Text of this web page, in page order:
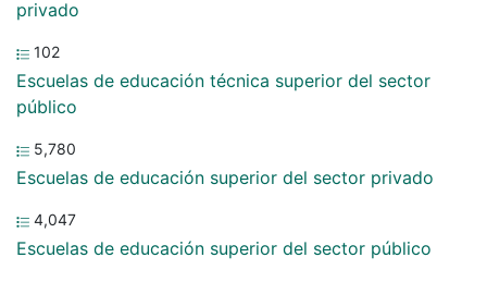
privado
102
Escuelas de educación técnica superior del sector
público
5,780
Escuelas de educación superior del sector privado
4,047
Escuelas de educación superior del sector público